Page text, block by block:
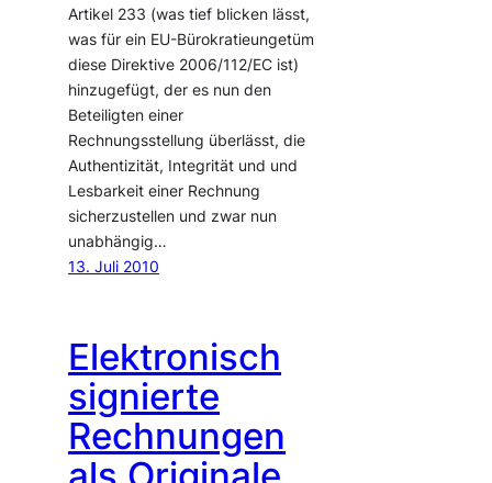
Artikel 233 (was tief blicken lässt,
was für ein EU-Bürokratieungetüm
diese Direktive 2006/112/EC ist)
hinzugefügt, der es nun den
Beteiligten einer
Rechnungsstellung überlässt, die
Authentizität, Integrität und und
Lesbarkeit einer Rechnung
sicherzustellen und zwar nun
unabhängig…
13. Juli 2010
Elektronisch
signierte
Rechnungen